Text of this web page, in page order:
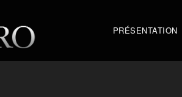
PRÉSENTATION